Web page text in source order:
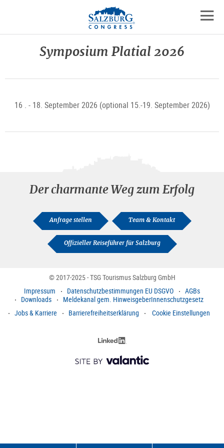
Zum
Inhalt
springen
Zum
Hauptmenü
springen
Zu
den
Kontaktinformationen
Symposium Platial 2026
16 . - 18. September 2026 (optional 15.-19. September 2026)
Der charmante Weg zum Erfolg
Anfrage stellen Team & Kontakt
Offizieller Reiseführer für Salzburg
© 2017-2025 - TSG Tourismus Salzburg GmbH
Impressum
Datenschutzbestimmungen EU DSGVO
AGBs
Downloads
Meldekanal gem. HinweisgeberInnenschutzgesetz
Jobs & Karriere
Barrierefreiheitserklärung Cookie Einstellungen